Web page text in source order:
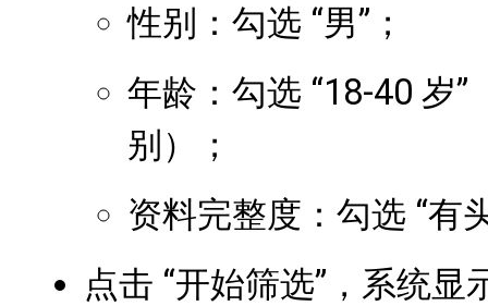
性别：勾选 “男”；
年龄：勾选 “18-40 岁
别）；
资料完整度：勾选 “有
点击 “开始筛选”，系统